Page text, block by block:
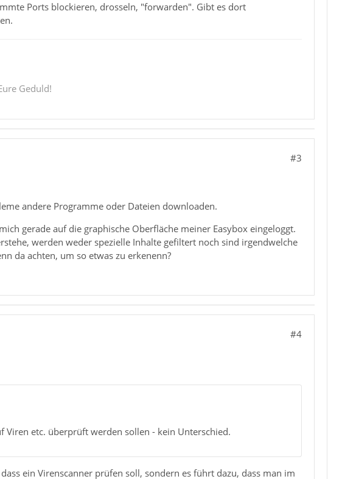
Ports blockieren, drosseln, "forwarden". Gibt es dort
Geduld!
#3
andere Programme oder Dateien downloaden.
gerade auf die graphische Oberfläche meiner Easybox eingeloggt.
werden weder spezielle Inhalte gefiltert noch sind irgendwelche
da achten, um so etwas zu erkenenn?
#4
Viren etc. überprüft werden sollen - kein Unterschied.
ein Virenscanner prüfen soll, sondern es führt dazu, dass man im